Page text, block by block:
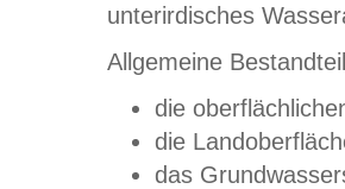
unterirdisches
Allgemeine
die
die
das